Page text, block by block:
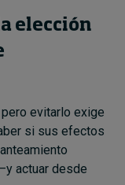
elección
evitarlo exige
si sus efectos
actuar desde